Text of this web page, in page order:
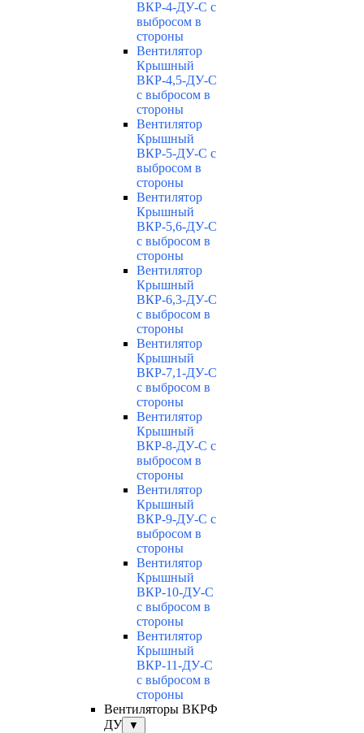
ВКР-4-ДУ-С с
выбросом в
стороны
Вентилятор
Крышный
ВКР-4,5-ДУ-С
с выбросом в
стороны
Вентилятор
Крышный
ВКР-5-ДУ-С с
выбросом в
стороны
Вентилятор
Крышный
ВКР-5,6-ДУ-С
с выбросом в
стороны
Вентилятор
Крышный
ВКР-6,3-ДУ-С
с выбросом в
стороны
Вентилятор
Крышный
ВКР-7,1-ДУ-С
с выбросом в
стороны
Вентилятор
Крышный
ВКР-8-ДУ-С с
выбросом в
стороны
Вентилятор
Крышный
ВКР-9-ДУ-С с
выбросом в
стороны
Вентилятор
Крышный
ВКР-10-ДУ-С
с выбросом в
стороны
Вентилятор
Крышный
ВКР-11-ДУ-С
с выбросом в
стороны
Вентиляторы ВКРФ
ДУ
▼